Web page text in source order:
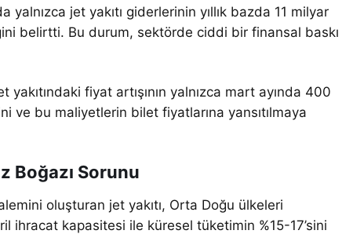
jet yakıtı giderlerinin yıllık bazda 11 milyar
belirtti. Bu durum, sektörde ciddi bir finansal baskı
fiyat artışının yalnızca mart ayında 400
ve bu maliyetlerin bilet fiyatlarına yansıtılmaya
Boğazı Sorunu
oluşturan jet yakıtı, Orta Doğu ülkeleri
ihracat kapasitesi ile küresel tüketimin %15-17’sini